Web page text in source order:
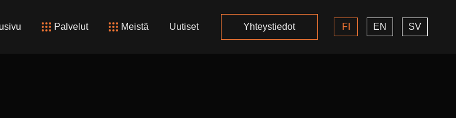
Palvelut Meistä Uutiset Yhteystiedot FI EN SV